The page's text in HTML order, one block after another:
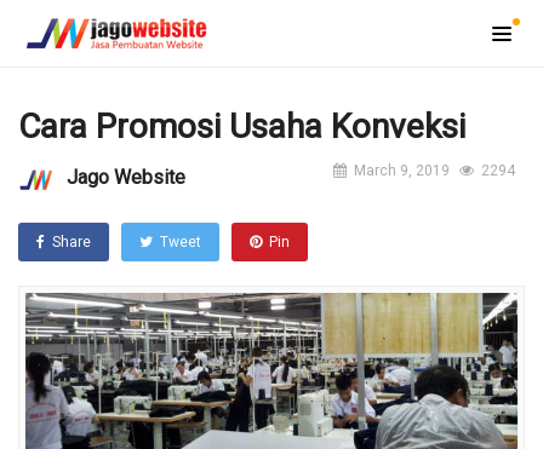
Cara Promosi Usaha Konveksi
Jago Website March 9, 2019 2294
Share Tweet Pin